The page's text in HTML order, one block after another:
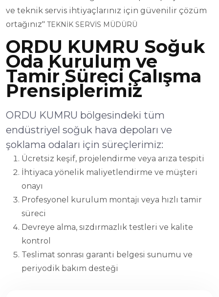
ve teknik servis ihtiyaçlarınız için güvenilir çözüm
ortağınız" TEKNİK SERVİS MÜDÜRÜ
ORDU KUMRU Soğuk
Oda Kurulum ve
Tamir Süreci Çalışma
Prensiplerimiz
ORDU KUMRU bölgesindeki tüm
endüstriyel soğuk hava depoları ve
şoklama odaları için süreçlerimiz:
Ücretsiz keşif, projelendirme veya arıza tespiti
İhtiyaca yönelik maliyetlendirme ve müşteri
onayı
Profesyonel kurulum montajı veya hızlı tamir
süreci
Devreye alma, sızdırmazlık testleri ve kalite
kontrol
Teslimat sonrası garanti belgesi sunumu ve
periyodik bakım desteği